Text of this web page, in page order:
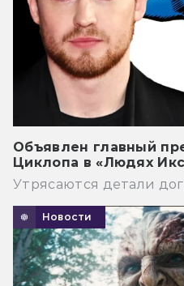
Объявлен главный
Циклопа в «Людях
Утрясаются детали
Новости